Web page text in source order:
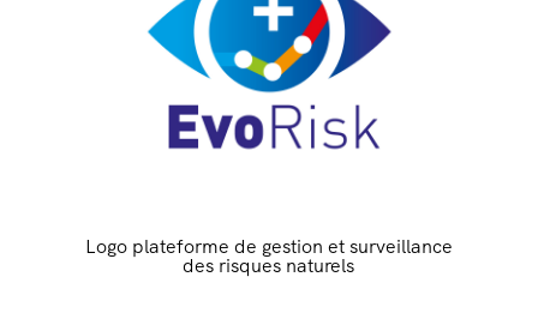
Logo plateforme de gestion et surveillance
des risques naturels